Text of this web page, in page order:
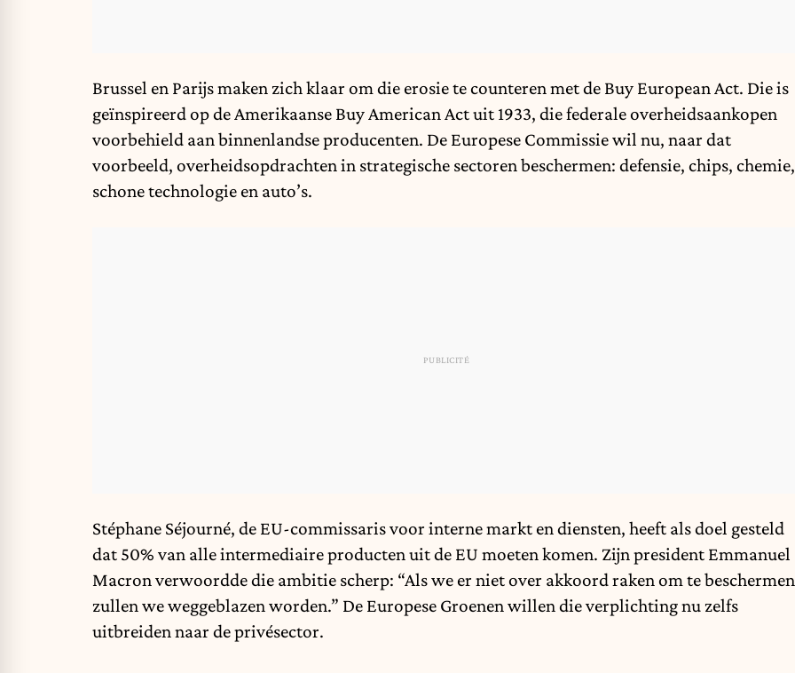
Brussel en Parijs maken zich klaar om die erosie te counteren met de Buy European Act. Die is
geïnspireerd op de Amerikaanse Buy American Act uit 1933, die federale overheidsaankopen
voorbehield aan binnenlandse producenten. De Europese Commissie wil nu, naar dat
voorbeeld, overheidsopdrachten in strategische sectoren beschermen: defensie, chips, chemie,
schone technologie en auto’s.
Stéphane Séjourné, de EU-commissaris voor interne markt en diensten, heeft als doel gesteld
dat 50% van alle intermediaire producten uit de EU moeten komen. Zijn president Emmanuel
Macron verwoordde die ambitie scherp: “Als we er niet over akkoord raken om te
zullen we weggeblazen worden.” De Europese Groenen willen die verplichting nu zelfs
uitbreiden naar de privésector.